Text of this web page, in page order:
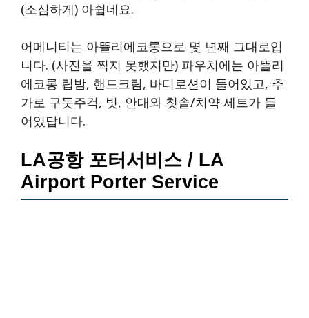
(소심하게) 아쉽네요.
어메니티는 아뜰리에코롱으로 몇 년째 그대로입
니다. (사진을 찍지 못했지만) 파우치에는 아뜰리
에코롱 립밤, 핸드크림, 바디로션이 들어있고, 추
가로 구둣주걱, 빗, 안대와 칫솔/치약 세트가 들
어있답니다.
LA공항 포터서비스 / LA
Airport Porter Service